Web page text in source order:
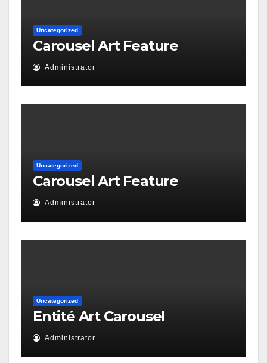
Uncategorized
Carousel Art Feature
Administrator
Uncategorized
Carousel Art Feature
Administrator
Uncategorized
Entité Art Carousel
Administrator